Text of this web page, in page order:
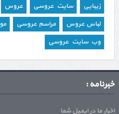
زیبایی
سایت عروسی عروس
لباس عروس
مراسم عروسی مو
وب سایت عروسی
خبرنامه :
اخبار ما در ایمیل شما